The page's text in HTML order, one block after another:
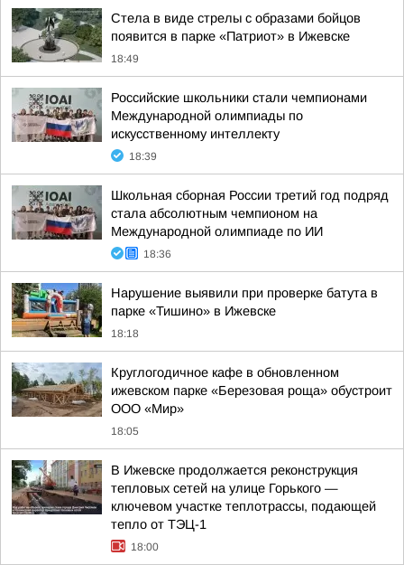
Стела в виде стрелы с образами бойцов
появится в парке «Патриот» в Ижевске
18:49
Российские школьники стали чемпионами
Международной олимпиады по
искусственному интеллекту
18:39
Школьная сборная России третий год подряд
стала абсолютным чемпионом на
Международной олимпиаде по ИИ
18:36
Нарушение выявили при проверке батута в
парке «Тишино» в Ижевске
18:18
Круглогодичное кафе в обновленном
ижевском парке «Березовая роща» обустроит
ООО «Мир»
18:05
В Ижевске продолжается реконструкция
тепловых сетей на улице Горького —
ключевом участке теплотрассы, подающей
тепло от ТЭЦ-1
18:00